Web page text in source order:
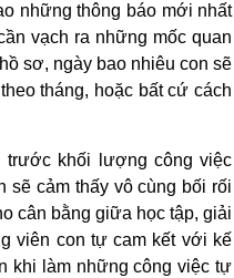
những thông báo mới nhất
vạch ra những mốc quan
sơ, ngày bao nhiêu con sẽ
tháng, hoặc bất cứ cách
trước khối lượng công việc
sẽ cảm thấy vô cùng bối rối
cân bằng giữa học tập, giải
viên con tự cam kết với kế
khi làm những công việc tự